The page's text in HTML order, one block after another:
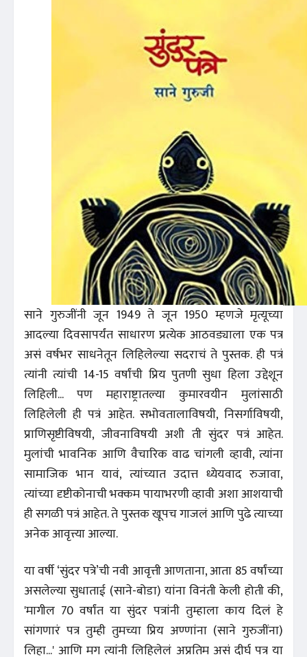
साने गुरुजींनी जून 1949 ते जून 1950 म्हणजे मृत्यूच्या
आदल्या दिवसापर्यंत साधारण प्रत्येक आठवड्याला एक पत्र
असं वर्षभर साधनेतून लिहिलेल्या सदराचं ते पुस्तक. ही पत्रं
त्यांनी त्यांची 14-15 वर्षांची प्रिय पुतणी सुधा हिला उद्देशून
लिहिली... पण महाराष्ट्रातल्या कुमारवयीन मुलांसाठी
लिहिलेली ही पत्रं आहेत. सभोवतालाविषयी, निसर्गाविषयी,
प्राणिसृष्टीविषयी, जीवनाविषयी अशी ती सुंदर पत्रं आहेत.
मुलांची भावनिक आणि वैचारिक वाढ चांगली व्हावी, त्यांना
सामाजिक भान यावं, त्यांच्यात उदात्त ध्येयवाद रुजावा,
त्यांच्या दृष्टीकोनाची भक्कम पायाभरणी व्हावी अशा आशयाची
ही सगळी पत्रं आहेत. ते पुस्तक खूपच गाजलं आणि पुढे त्याच्या
अनेक आवृत्त्या आल्या.
या वर्षी ‘सुंदर पत्रे’ची नवी आवृत्ती आणताना, आता 85 वर्षांच्या
असलेल्या सुधाताई (साने-बोडा) यांना विनंती केली होती की,
'मागील 70 वर्षांत या सुंदर पत्रांनी तुम्हाला काय दिलं हे
सांगणारं पत्र तुम्ही तुमच्या प्रिय अण्णांना (साने गुरुजींना)
लिहा...' आणि मग त्यांनी लिहिलेलं अप्रतिम असं दीर्घ पत्र या